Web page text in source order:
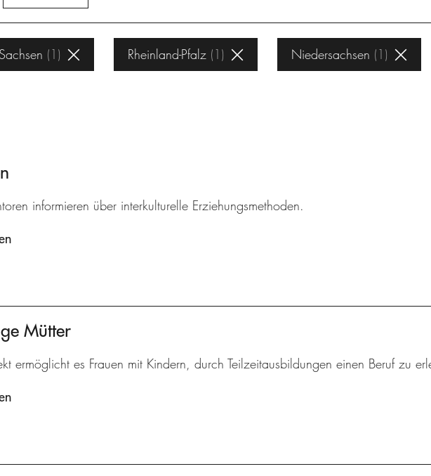
Sachsen 1 Rheinland-Pfalz 1 Niedersachsen 1
informieren über interkulturelle Erziehungsmethoden.
Mütter
ermöglicht es Frauen mit Kindern, durch Teilzeitausbildungen einen Beruf zu